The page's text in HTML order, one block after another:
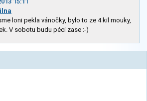
loni pekla vánočky, bylo to ze 4 kil mouky,
V sobotu budu péci zase :-)